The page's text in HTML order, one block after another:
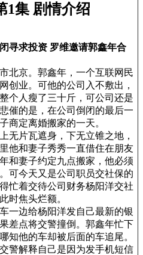
1集 剧情介绍
寻求投资 罗维邀请郭鑫年合
北京。郭鑫年，一个互联网民
创业。可他的公司入不敷出，
个人瘦了三十斤，可公司还是
催的是，在公司倒闭的最后一
商定离婚搬家的一天。
无片瓦遮身，下无立锥之地，
他和妻子秀秀一直借住在朋友
和妻子约定九点搬家，他必须
可今天又是公司职员交社保的
忙着交待公司财务杨阳洋交社
时焦头烂额。
一边给杨阳洋发自己最新的银
差点将交警撞倒。郭鑫年忙下
知他的车却被后面的车追尾。
警解释自己是因为发手机短信